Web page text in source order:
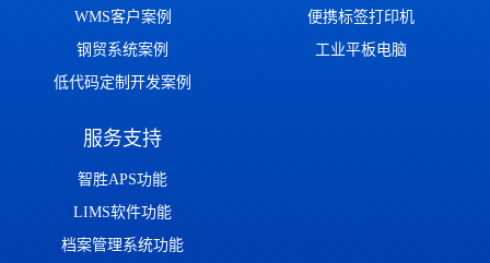
WMS客户案例
钢贸系统案例
低代码定制开发案例
便携标签打印机
工业平板电脑
服务支持
智胜APS功能
LIMS软件功能
档案管理系统功能